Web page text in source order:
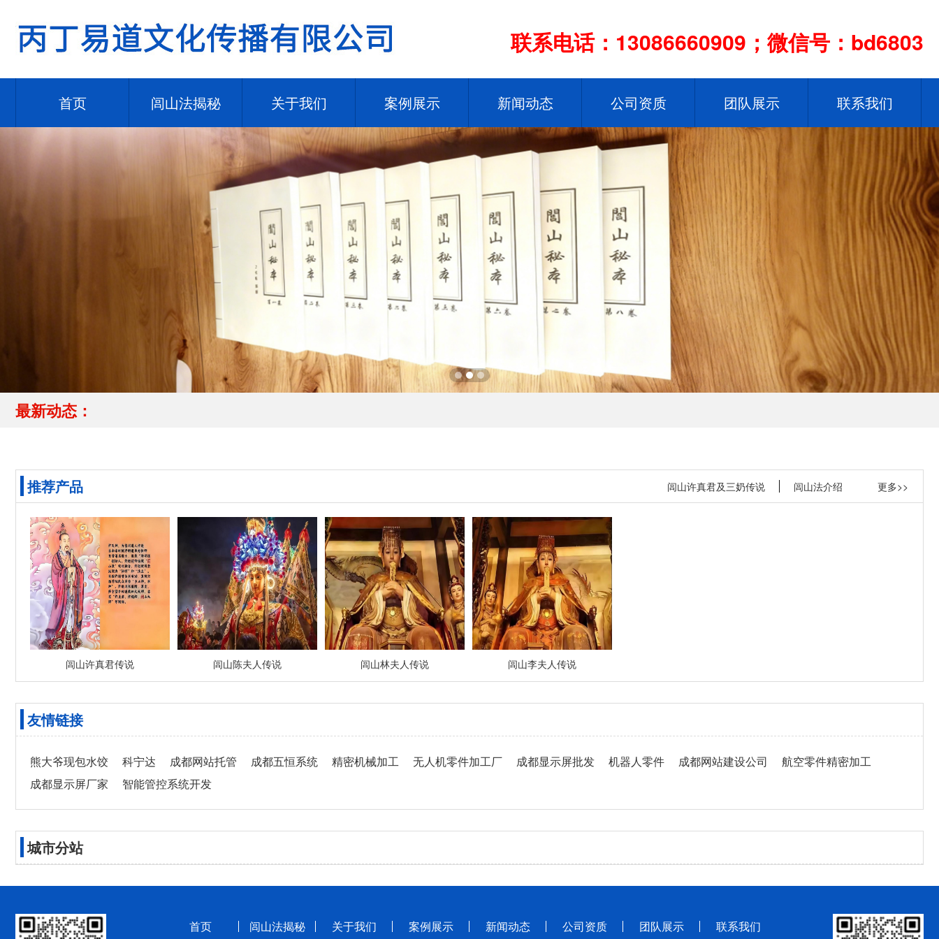
联系电话：13086660909；微信号：bd6803
首页 闾山法揭秘 关于我们 案例展示 新闻动态 公司资质 团队展示 联系我们
最新动态：
推荐产品 更多>>
闾山许真君及三奶传说 闾山法介绍
闾山许真君传说 闾山陈夫人传说 闾山林夫人传说 闾山李夫人传说
友情链接
熊大爷现包水饺 科宁达 成都网站托管 成都五恒系统 精密机械加工 无人机零件加工厂 成都显示屏批发 机器人零件 成都网站建设公司
航空零件精密加工
成都显示屏厂家
智能管控系统开发
城市分站
首页 闾山法揭秘 关于我们 案例展示 新闻动态 公司资质 团队展示 联系我们